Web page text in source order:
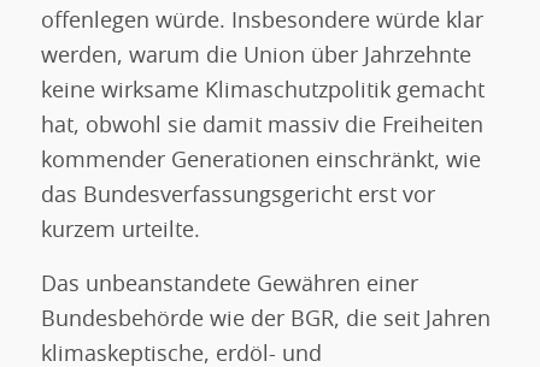
offenlegen würde. Insbesondere würde klar
werden, warum die Union über Jahrzehnte
keine wirksame Klimaschutzpolitik gemacht
hat, obwohl sie damit massiv die Freiheiten
kommender Generationen einschränkt, wie
das Bundesverfassungsgericht erst vor
kurzem urteilte.
Das unbeanstandete Gewähren einer
Bundesbehörde wie der BGR, die seit Jahren
klimaskeptische, erdöl- und